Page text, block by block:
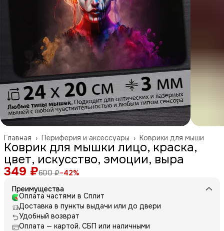
Коврики для мыши
Периферия и аксессуары ›
Главная ›
Коврик для мышки лицо, краска,
цвет, искусство, эмоции, выра
349 ₽600 ₽−42%
Преимущества
Оплата частями в Сплит
Доставка в пункты выдачи или до двери
Удобный возврат
Оплата — картой, СБП или наличными